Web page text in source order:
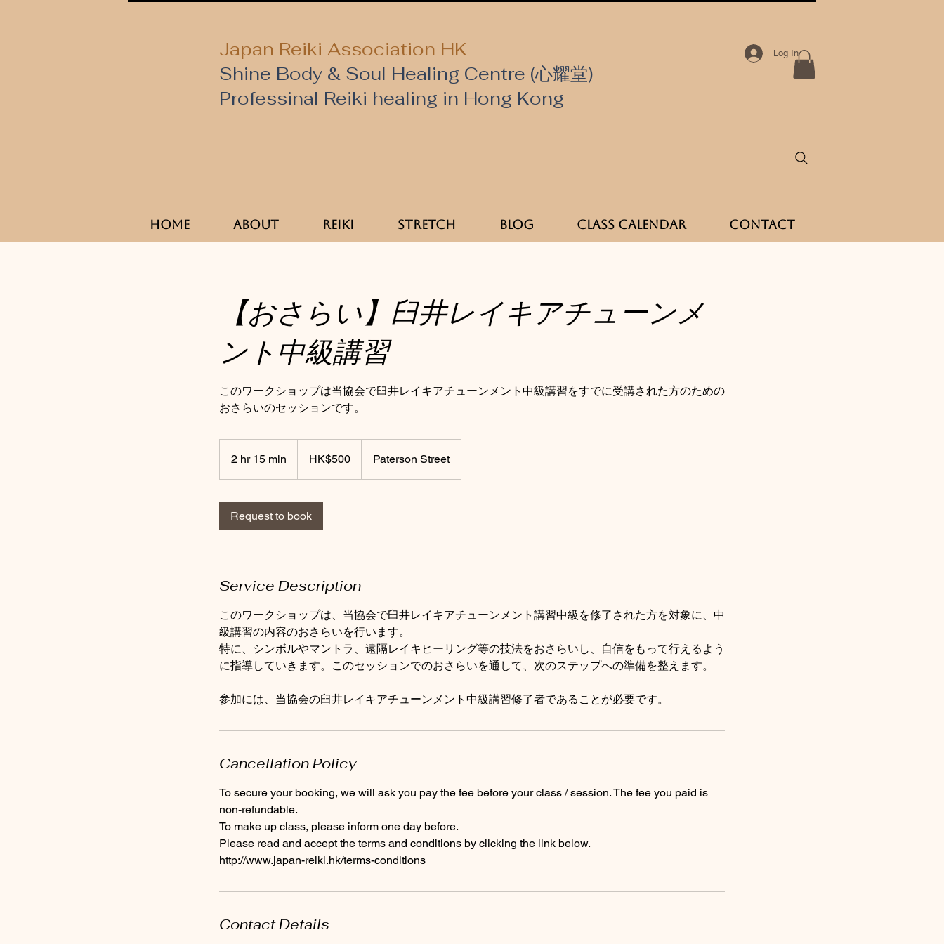
Japan Reiki Association HK
Shine Body & Soul Healing Centre (心耀堂)
​Professinal Reiki healing in Hong Kong
Log In
Home About Reiki Stretch Blog Class Calendar Contact
【おさらい】臼井レイキアチューンメ
ント中級講習
このワークショップは当協会で臼井レイキアチューンメント中級講習をすでに受講された方のための
おさらいのセッションです。
2 hr 15 min
h
1
KongHK$500 Paterson Street
Request to book
Service Description
このワークショップは、当協会で臼井レイキアチューンメント講習中級を修了された方を対象に、中
級講習の内容のおさらいを行います。
特に、シンボルやマントラ、遠隔レイキヒーリング等の技法をおさらいし、自信をもって行えるよう
に指導していきます。このセッションでのおさらいを通して、次のステップへの準備を整えます。
参加には、当協会の臼井レイキアチューンメント中級講習修了者であることが必要です。
Cancellation Policy
To secure your booking, we will ask you pay the fee before your class / session. The fee you paid is
non-refundable.
To make up class, please inform one day before.
Please read and accept the terms and conditions by clicking the link below.
http://www.japan-reiki.hk/terms-conditions
Contact Details